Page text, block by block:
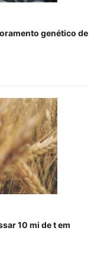
genético de
10 mi de t em